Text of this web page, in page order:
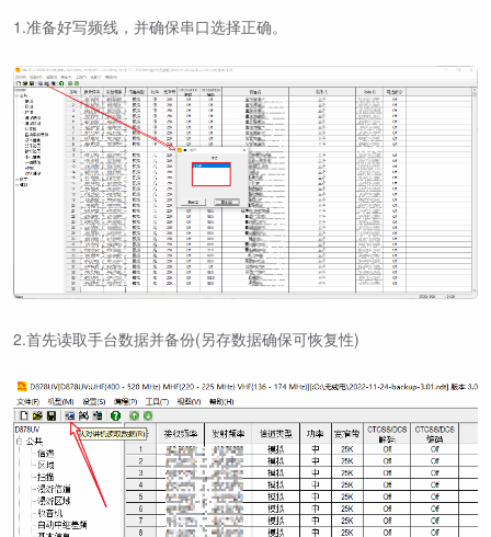
1.准备好写频线，并确保串口选择正确。
2.首先读取手台数据并备份(另存数据确保可恢复性)